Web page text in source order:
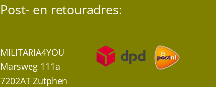
Post- en retouradres:
MILITARIA4YOU
Marsweg 111a
7202AT Zutphen